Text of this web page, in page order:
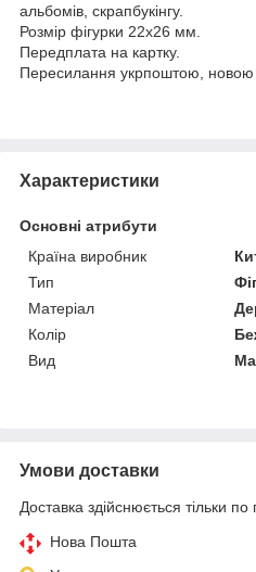
альбомів, скрапбукінгу.
Розмір фігурки 22х26 мм.
Передплата на картку.
Пересилання укрпоштою, новою
Характеристики
Основні атрибути
Країна виробник
Тип
Матеріал
Колір
Вид
Умови доставки
Доставка здійснюється тільки по
Нова Пошта